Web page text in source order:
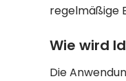
regelmäßige
Wie wird
Die